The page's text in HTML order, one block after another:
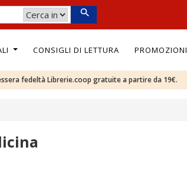
CONSIGLI DI LETTURA PROMOZIONI
fedeltà Librerie.coop gratuite a partire da 19€.